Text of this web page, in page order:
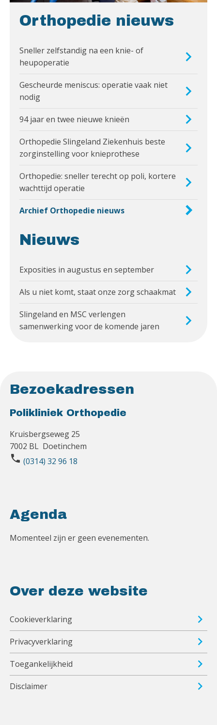
Orthopedie nieuws
Sneller zelfstandig na een knie- of
heupoperatie
Gescheurde meniscus: operatie vaak niet
nodig
94 jaar en twee nieuwe knieën
Orthopedie Slingeland Ziekenhuis beste
zorginstelling voor knieprothese
Orthopedie: sneller terecht op poli, kortere
wachttijd operatie
Archief Orthopedie nieuws
Nieuws
Exposities in augustus en september
Als u niet komt, staat onze zorg schaakmat
Slingeland en MSC verlengen
samenwerking voor de komende jaren
Bezoekadressen
Polikliniek Orthopedie
Kruisbergseweg 25
7002 BL Doetinchem
phone (0314) 32 96 18
Agenda
Momenteel zijn er geen evenementen.
Over deze website
Cookieverklaring
Privacyverklaring
Toegankelijkheid
Disclaimer